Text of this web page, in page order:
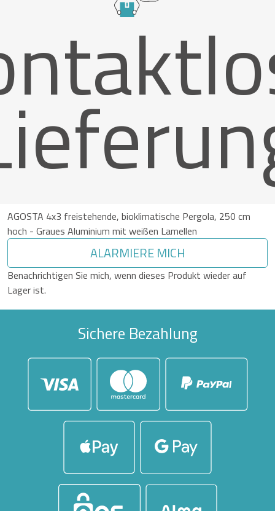
AGOSTA 4x3 freistehende, bioklimatische Pergola, 250 cm
hoch - Graues Aluminium mit weißen Lamellen
ALARMIERE MICH
Benachrichtigen Sie mich, wenn dieses Produkt wieder auf
Lager ist.
Sichere Bezahlung